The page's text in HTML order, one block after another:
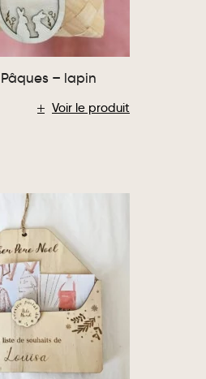
Voir le produit
– lapin